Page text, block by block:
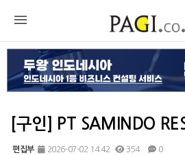
[구인] PT SAMINDO
편집부 2026-07-02 14:42 354 0